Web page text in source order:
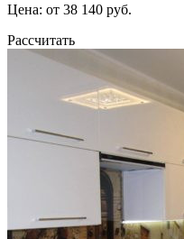
Цена: от 38 140 руб.
Рассчитать